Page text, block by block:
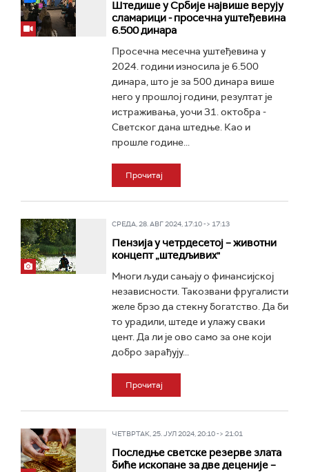
Штедише у Србије највише верују
сламарици - просечна уштеђевина
6.500 динара
Просечна месечна уштеђевина у
2024. години износила је 6.500
динара, што је за 500 динара више
него у прошлој години, резултат је
истраживања, уочи 31. октобра -
Светског дана штедње. Као и
прошле године...
Прочитај
СРЕДА, 28. АВГ 2024, 17:10 -> 17:13
Пензија у четрдесетој – животни
концепт „штедљивих"
Многи људи сањају о финансијској
независности. Такозвани фругалисти
желе брзо да стекну богатство. Да би
то урадили, штеде и улажу сваки
цент. Да ли је ово само за оне који
добро зарађују...
Прочитај
ЧЕТВРТАК, 25. ЈУЛ 2024, 20:10 -> 21:01
Последње светске резерве злата
биће ископане за две деценије –